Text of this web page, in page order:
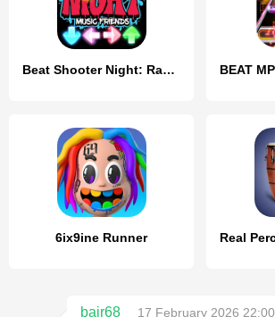
Beat Shooter Night: Rap Battle
6ix9ine Runner
bair68
17 February 2026 22:00